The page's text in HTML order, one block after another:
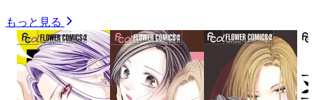
もっと見る